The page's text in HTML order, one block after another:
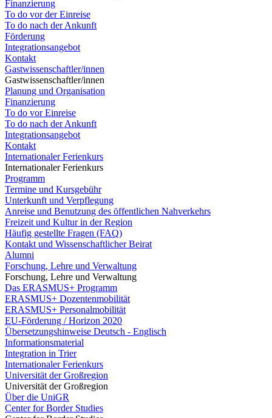
Finanzierung
To do vor der Einreise
To do nach der Ankunft
Förderung
Integrationsangebot
Kontakt
Gastwissenschaftler/innen
Gastwissenschaftler/innen
Planung und Organisation
Finanzierung
To do vor Einreise
To do nach der Ankunft
Integrationsangebot
Kontakt
Internationaler Ferienkurs
Internationaler Ferienkurs
Programm
Termine und Kursgebühr
Unterkunft und Verpflegung
Anreise und Benutzung des öffentlichen Nahverkehrs
Freizeit und Kultur in der Region
Häufig gestellte Fragen (FAQ)
Kontakt und Wissenschaftlicher Beirat
Alumni
Forschung, Lehre und Verwaltung
Forschung, Lehre und Verwaltung
Das ERASMUS+ Programm
ERASMUS+ Dozentenmobilität
ERASMUS+ Personalmobilität
EU-Förderung / Horizon 2020
Übersetzungshinweise Deutsch - Englisch
Informationsmaterial
Integration in Trier
Internationaler Ferienkurs
Universität der Großregion
Universität der Großregion
Über die UniGR
Center for Border Studies